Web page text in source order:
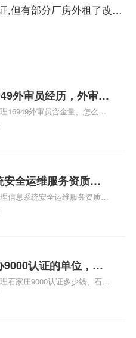
公司要做14001环境体系认证,但有部分厂房外租了改怎么操作?
外审员经历，外审员
16949外审员含金量、怎么才
TS16949:2009的外审员、我
安全运维服务资质二
信息系统安全运维服
信息系统安全运维服务资质认
哪些、安全运维服务资质的费
，详情可查看下方正文！
9000认证的单位，石
认证的公司
石家庄9000认证多少钱、石家
格多少钱、石家庄9000认证